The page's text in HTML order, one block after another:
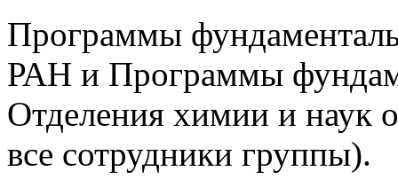
Программы
РАН и Программы
Отделения химии и наук
все сотрудники группы).